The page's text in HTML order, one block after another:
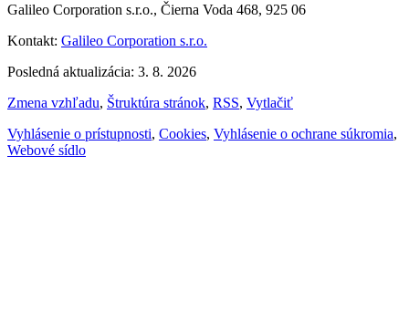
Galileo Corporation s.r.o., Čierna Voda 468, 925 06
Kontakt: Galileo Corporation s.r.o.
Posledná aktualizácia: 3. 8. 2026
Zmena vzhľadu, Štruktúra stránok, RSS, Vytlačiť
Vyhlásenie o prístupnosti, Cookies, Vyhlásenie o ochrane súkromia,
Webové sídlo